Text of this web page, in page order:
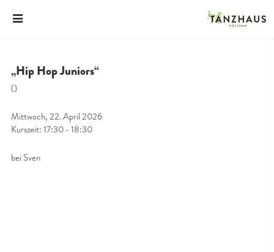
„Hip Hop Juniors“
()
Mittwoch, 22. April 2026
Kurszeit: 17:30 - 18:30
bei Sven